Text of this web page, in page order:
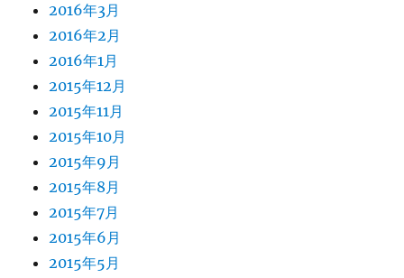
2016年3月
2016年2月
2016年1月
2015年12月
2015年11月
2015年10月
2015年9月
2015年8月
2015年7月
2015年6月
2015年5月